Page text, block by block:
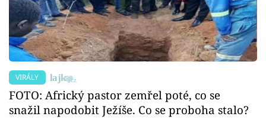
VIRÁLY
FOTO: Africký pastor zemřel poté, co se
snažil napodobit Ježíše. Co se proboha stalo?